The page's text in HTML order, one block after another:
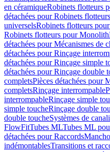
en céramiqueRobinets flotteurs
détachées pour Robinets
universelsRobinets flotteurs
Robinets flotteurs pour Monolith
détachées pour Mécanismes de
détachées pour Rinçage
détachées pour Rinçage simple
détachées pour Rinçage double
completsPièces détachées pour
completsRinçage interrompable
interrompableRinçage simple
simple toucheRinçage double
double toucheSystèmes de
FlowFitTubes MLTubes ML
détachées pour Raccords
indémontablesTransitions et